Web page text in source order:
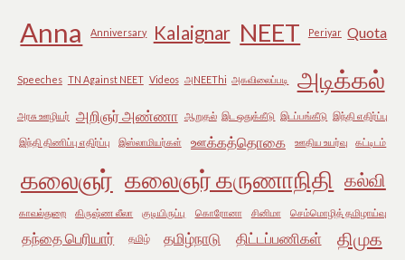
Anna Anniversary Kalaignar NEET Periyar Quota
Speeches TN Against NEET Videos அNEEThi அகவிலைப்படி அடிக்கல்
அரசு ஊழியர் அறிஞர் அண்ணா ஆறுதல் இட ஒதுக்கீடு இடப்பங்கீடு இந்தி எதிர்ப்பு
இந்தி திணிப்பு எதிர்ப்பு இஸ்லாமியர்கள் ஊக்கத்தொகை ஊதிய உயர்வு கட்டிடம்
கலைஞர் கலைஞர் கருணாநிதி கல்வி
காவல்துறை கிருஷ்ண லீலா குடியிருப்பு கொரோனா சினிமா செம்மொழித் தமிழாய்வு
தந்தை பெரியார் தமிழ் தமிழ்நாடு திட்டப்பணிகள்
திமுக